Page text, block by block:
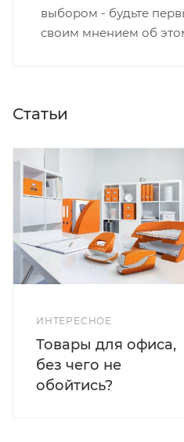
выбором - будьте
своим мнением об
Статьи
ИНТЕРЕСНОЕ
Товары для офиса,
без чего не
обойтись?